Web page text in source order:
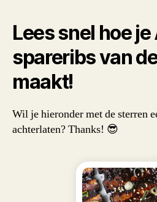
Lees snel hoe
spareribs van
maakt!
Wil je hieronder met de sterren
achterlaten? Thanks! 😎